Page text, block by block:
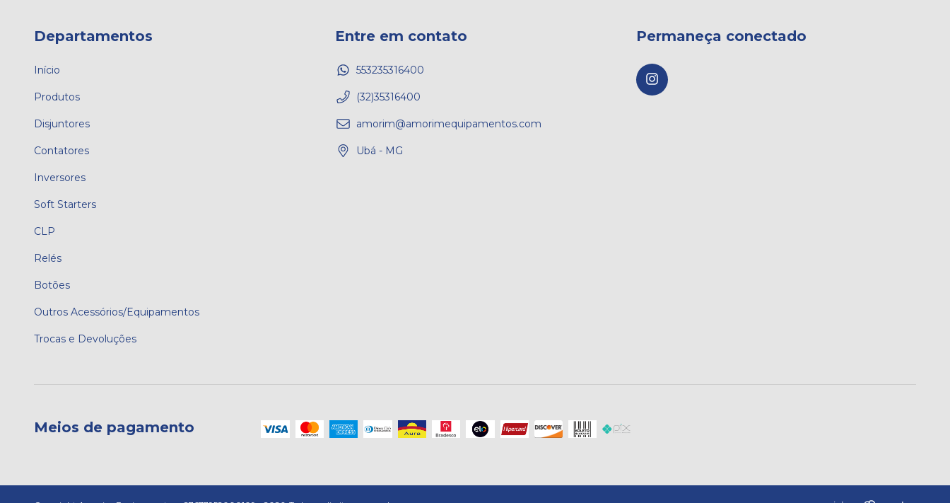
Departamentos
Início
Produtos
Disjuntores
Contatores
Inversores
Soft Starters
CLP
Relés
Botões
Outros Acessórios/Equipamentos
Trocas e Devoluções
Entre em contato
553235316400
(32)35316400
amorim@amorimequipamentos.com
Ubá - MG
Permaneça conectado
Meios de pagamento